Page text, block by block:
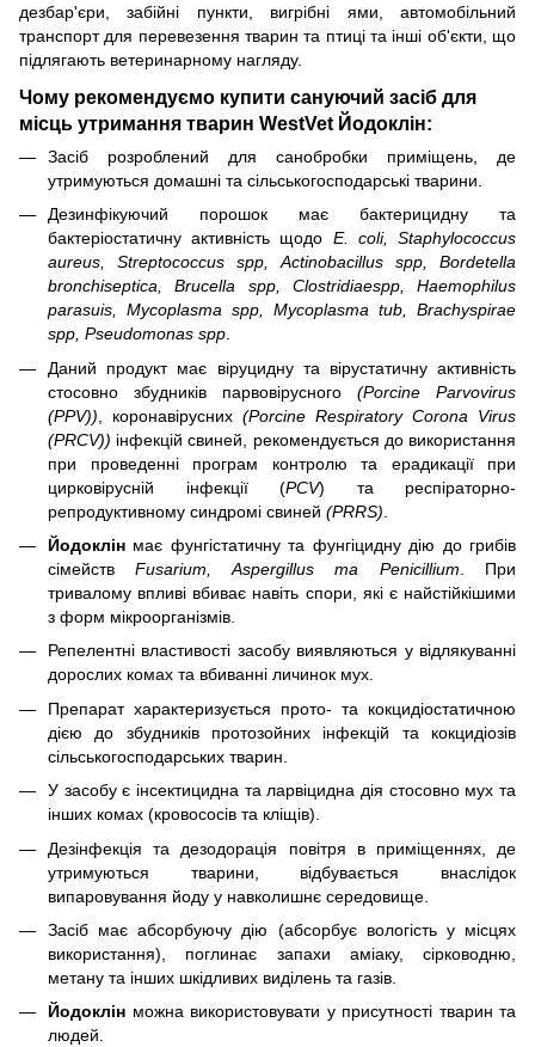
дезбар'єри, забійні пункти, вигрібні ями, автомобільний
транспорт для перевезення тварин та птиці та інші об'єкти, що
підлягають ветеринарному нагляду.
Чому рекомендуємо купити сануючий засіб для
місць утримання тварин WestVet Йодоклін:
Засіб розроблений для санобробки приміщень, де
утримуються домашні та сільськогосподарські тварини.
Дезинфікуючий порошок має бактерицидну та
бактеріостатичну активність щодо Е. coli, Staphylococcus
aureus, Streptococcus spp, Actinobacillus spp, Bordetella
bronchiseptica, Brucella spp, Clostridiaespp, Haemophilus
parasuis, Mycoplasma spp, Mycoplasma tub, Brachyspirae
spp, Pseudomonas spp
Даний продукт має віруцидну та вірустатичну активність
стосовно збудників парвовірусного (Porcine Parvovirus
(PPV)) , коронавірусних (Porcine Respiratory Corona Virus
(PRCV)) інфекцій свиней, рекомендується до використання
при проведенні програм контролю та ерадикації при
цирковірусній інфекції (PCV) та респіраторно-
репродуктивному синдромі свиней (PRRS)
Йодоклін має фунгістатичну та фунгіцидну дію до грибів
сімействFusarium, Aspergillus та Penicillium . При
тривалому впливі вбиває навіть спори, які є найстійкішими
з форм мікроорганізмів.
Репелентні властивості засобу виявляються у відлякуванні
дорослих комах та вбиванні личинок мух.
Препарат характеризується прото- та кокцидіостатичною
дією до збудників протозойних інфекцій та кокцидіозів
сільськогосподарських тварин.
У засобу є інсектицидна та ларвіцидна дія стосовно мух та
інших комах (кровососів та кліщів).
Дезінфекція та дезодорація повітря в приміщеннях, де
утримуються тварини, відбувається внаслідок
випаровування йоду у навколишнє середовище.
Засіб має абсорбуючу дію (абсорбує вологість у місцях
використання), поглинає запахи аміаку, сірководню,
метану та інших шкідливих виділень та газів.
Йодоклін можна використовувати у присутності тварин та
людей.